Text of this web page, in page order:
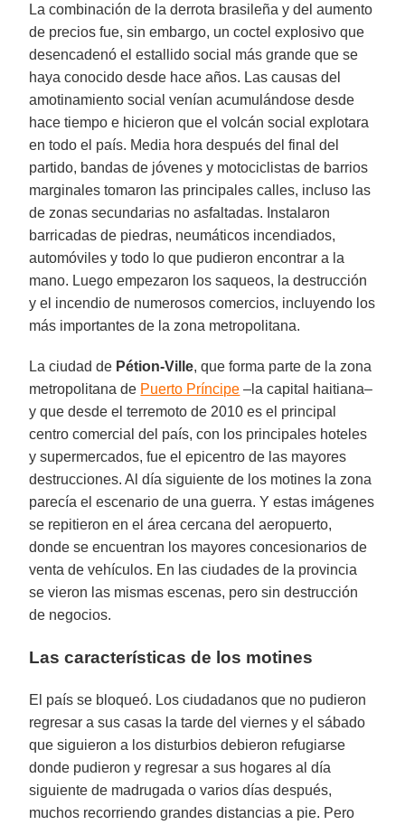
La combinación de la derrota brasileña y del aumento
de precios fue, sin embargo, un coctel explosivo que
desencadenó el estallido social más grande que se
haya conocido desde hace años. Las causas del
amotinamiento social venían acumulándose desde
hace tiempo e hicieron que el volcán social explotara
en todo el país. Media hora después del final del
partido, bandas de jóvenes y motociclistas de barrios
marginales tomaron las principales calles, incluso las
de zonas secundarias no asfaltadas. Instalaron
barricadas de piedras, neumáticos incendiados,
automóviles y todo lo que pudieron encontrar a la
mano. Luego empezaron los saqueos, la destrucción
y el incendio de numerosos comercios, incluyendo los
más importantes de la zona metropolitana.
La ciudad de Pétion-Ville, que forma parte de la zona
metropolitana de Puerto Príncipe –la capital haitiana–
y que desde el terremoto de 2010 es el principal
centro comercial del país, con los principales hoteles
y supermercados, fue el epicentro de las mayores
destrucciones. Al día siguiente de los motines la zona
parecía el escenario de una guerra. Y estas imágenes
se repitieron en el área cercana del aeropuerto,
donde se encuentran los mayores concesionarios de
venta de vehículos. En las ciudades de la provincia
se vieron las mismas escenas, pero sin destrucción
de negocios.
Las características de los motines
El país se bloqueó. Los ciudadanos que no pudieron
regresar a sus casas la tarde del viernes y el sábado
que siguieron a los disturbios debieron refugiarse
donde pudieron y regresar a sus hogares al día
siguiente de madrugada o varios días después,
muchos recorriendo grandes distancias a pie. Pero